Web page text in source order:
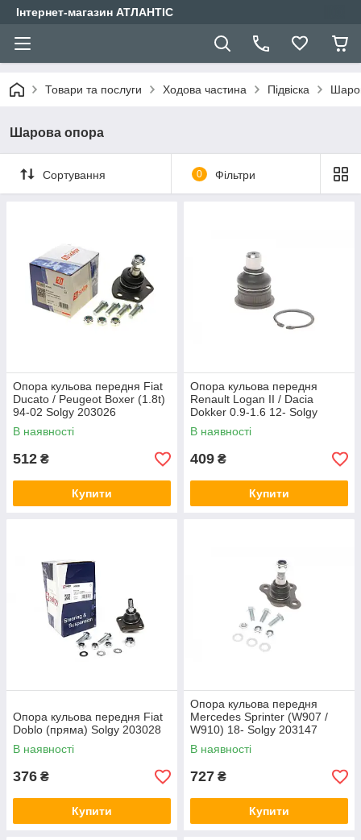
Інтернет-магазин АТЛАНТІС
Товари та послуги Ходова частина Підвіска
Шарова опора
Сортування 0 Фільтри
Опора кульова передня Fiat
Ducato / Peugeot Boxer (1.8t)
94-02 Solgy 203026
В наявності
512 ₴
Купити
Опора кульова передня
Renault Logan II / Dacia
Dokker 0.9-1.6 12- Solgy
203086
В наявності
409 ₴
Купити
Опора кульова передня Fiat
Doblo (пряма) Solgy 203028
В наявності
376 ₴
Купити
Опора кульова передня
Mercedes Sprinter (W907 /
W910) 18- Solgy 203147
В наявності
727 ₴
Купити